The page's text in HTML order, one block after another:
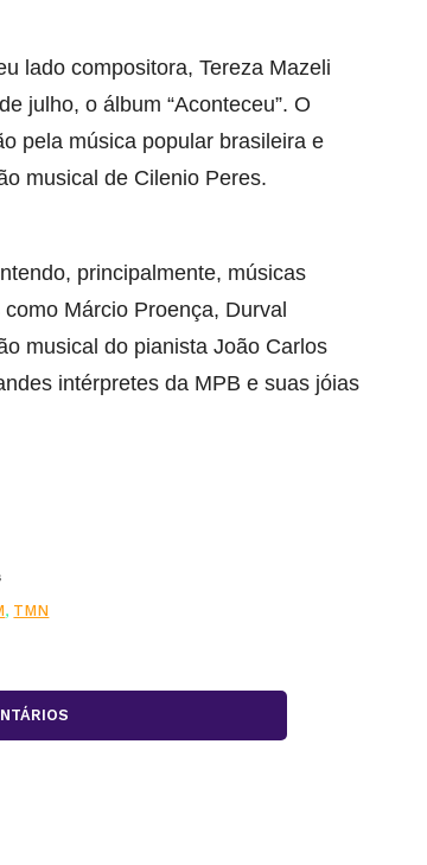
lado compositora, Tereza Mazeli
julho, o álbum “Aconteceu”. O
pela música popular brasileira e
musical de Cilenio Peres.
principalmente, músicas
Márcio Proença, Durval
musical do pianista João Carlos
intérpretes da MPB e suas jóias
, TMN